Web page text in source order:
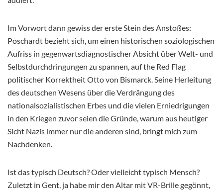
Im Vorwort dann gewiss der erste Stein des Anstoßes:
Poschardt bezieht sich, um einen historischen soziologischen
Aufriss in gegenwartsdiagnostischer Absicht über Welt- und
Selbstdurchdringungen zu spannen, auf the Red Flag
politischer Korrektheit Otto von Bismarck. Seine Herleitung
des deutschen Wesens über die Verdrängung des
nationalsozialistischen Erbes und die vielen Erniedrigungen
in den Kriegen zuvor seien die Gründe, warum aus heutiger
Sicht Nazis immer nur die anderen sind, bringt mich zum
Nachdenken.
Ist das typisch Deutsch? Oder vielleicht typisch Mensch?
Zuletzt in Gent, ja habe mir den Altar mit VR-Brille gegönnt,